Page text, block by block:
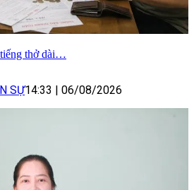
thở dài…
SỰ14:33 06/08/2026